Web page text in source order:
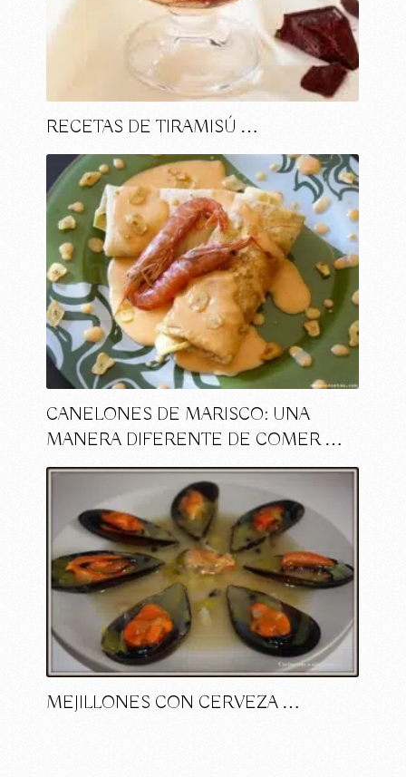
RECETAS DE TIRAMISÚ …
CANELONES DE MARISCO: UNA
MANERA DIFERENTE DE COMER …
MEJILLONES CON CERVEZA …